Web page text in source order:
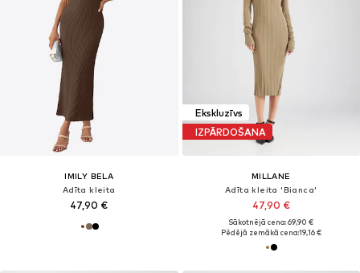
IMILY BELA
Adīta kleita
47,90 €
Ekskluzīvs
IZPĀRDOŠANA
MILLANE
Adīta kleita 'Bianca'
47,90 €
Sākotnējā cena: 69,90 €
Pēdējā zemākā cena:19,16 €